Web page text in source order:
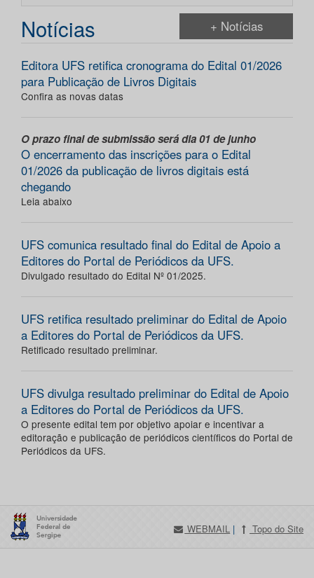
Notícias + Notícias
Editora UFS retifica cronograma do Edital 01/2026
para Publicação de Livros Digitais
Confira as novas datas
O prazo final de submissão será dia 01 de junho
O encerramento das inscrições para o Edital
01/2026 da publicação de livros digitais está
chegando
Leia abaixo
UFS comunica resultado final do Edital de Apoio a
Editores do Portal de Periódicos da UFS.
Divulgado resultado do Edital Nº 01/2025.
UFS retifica resultado preliminar do Edital de Apoio
a Editores do Portal de Periódicos da UFS.
Retificado resultado preliminar.
UFS divulga resultado preliminar do Edital de Apoio
a Editores do Portal de Periódicos da UFS.
O presente edital tem por objetivo apoiar e incentivar a
editoração e publicação de periódicos científicos do Portal de
Periódicos da UFS.
WEBMAIL | Topo do Site